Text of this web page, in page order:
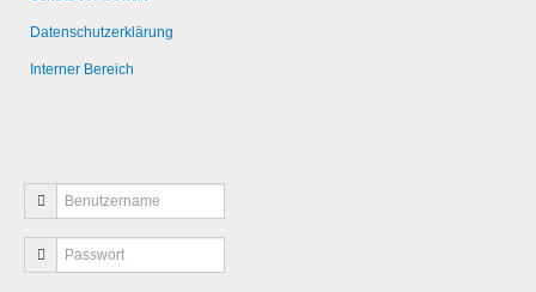
Datenschutzerklärung
Interner Bereich